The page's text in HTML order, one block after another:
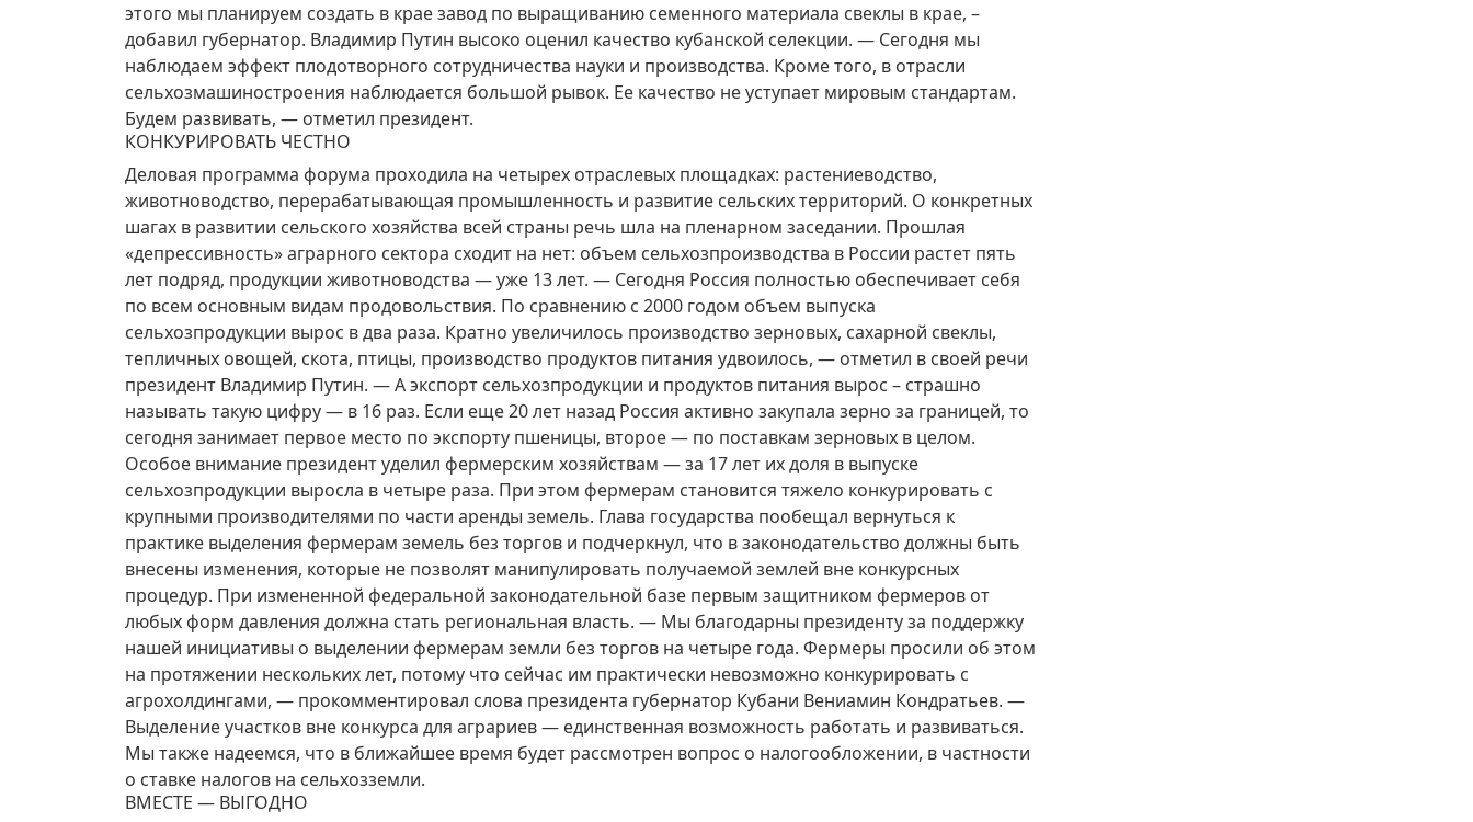
этого мы планируем создать в крае завод по выращиванию семенного материала свеклы в крае, –
добавил губернатор. Владимир Путин высоко оценил качество кубанской селекции. — Сегодня мы
наблюдаем эффект плодотворного сотрудничества науки и производства. Кроме того, в отрасли
сельхозмашиностроения наблюдается большой рывок. Ее качество не уступает мировым стандартам.
Будем развивать, — отметил президент.
КОНКУРИРОВАТЬ ЧЕСТНО
Деловая программа форума проходила на четырех отраслевых площадках: растениеводство,
животноводство, перерабатывающая промышленность и развитие сельских территорий. О конкретных
шагах в развитии сельского хозяйства всей страны речь шла на пленарном заседании. Прошлая
«депрессивность» аграрного сектора сходит на нет: объем сельхозпроизводства в России растет пять
лет подряд, продукции животноводства — уже 13 лет. — Сегодня Россия полностью обеспечивает себя
по всем основным видам продовольствия. По сравнению с 2000 годом объем выпуска
сельхозпродукции вырос в два раза. Кратно увеличилось производство зерновых, сахарной свеклы,
тепличных овощей, скота, птицы, производство продуктов питания удвоилось, — отметил в своей речи
президент Владимир Путин. — А экспорт сельхозпродукции и продуктов питания вырос – страшно
называть такую цифру — в 16 раз. Если еще 20 лет назад Россия активно закупала зерно за границей, то
сегодня занимает первое место по экспорту пшеницы, второе — по поставкам зерновых в целом.
Особое внимание президент уделил фермерским хозяйствам — за 17 лет их доля в выпуске
сельхозпродукции выросла в четыре раза. При этом фермерам становится тяжело конкурировать с
крупными производителями по части аренды земель. Глава государства пообещал вернуться к
практике выделения фермерам земель без торгов и подчеркнул, что в законодательство должны быть
внесены изменения, которые не позволят манипулировать получаемой землей вне конкурсных
процедур. При измененной федеральной законодательной базе первым защитником фермеров от
любых форм давления должна стать региональная власть. — Мы благодарны президенту за поддержку
нашей инициативы о выделении фермерам земли без торгов на четыре года. Фермеры просили об этом
на протяжении нескольких лет, потому что сейчас им практически невозможно конкурировать с
агрохолдингами, — прокомментировал слова президента губернатор Кубани Вениамин Кондратьев. —
Выделение участков вне конкурса для аграриев — единственная возможность работать и развиваться.
Мы также надеемся, что в ближайшее время будет рассмотрен вопрос о налогообложении, в частности
о ставке налогов на сельхозземли.
ВМЕСТЕ — ВЫГОДНО